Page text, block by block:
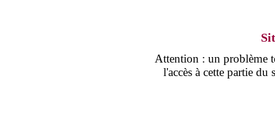
Attention : un problème
l'accès à cette partie